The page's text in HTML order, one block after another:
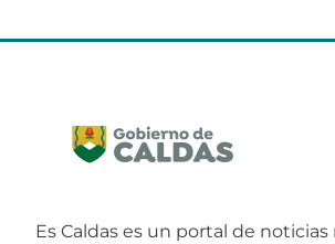
Es Caldas es un portal de